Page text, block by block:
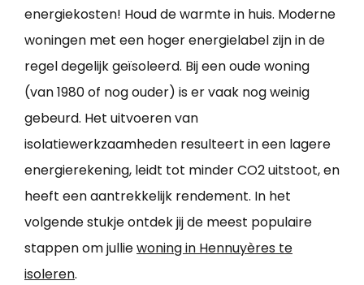
energiekosten! Houd de warmte in huis. Moderne
woningen met een hoger energielabel zijn in de
regel degelijk geïsoleerd. Bij een oude woning
(van 1980 of nog ouder) is er vaak nog weinig
gebeurd. Het uitvoeren van
isolatiewerkzaamheden resulteert in een lagere
energierekening, leidt tot minder CO2 uitstoot, en
heeft een aantrekkelijk rendement. In het
volgende stukje ontdek jij de meest populaire
stappen om julliewoning in Hennuyères te
isoleren.